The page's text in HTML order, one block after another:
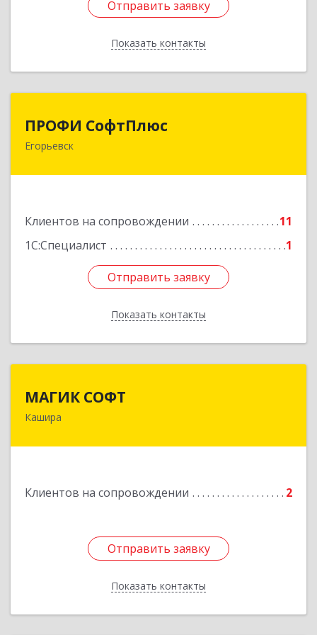
Отправить заявку
Показать контакты
Отправить заявку
Назад
ПРОФИ СофтПлюс
Егорьевск
Клиентов на сопровождении
11
1С:Специалист
1
Отправить заявку
Показать контакты
Отправить заявку
Назад
МАГИК СОФТ
Кашира
Клиентов на сопровождении 2
Отправить заявку
Показать контакты
Отправить заявку
Назад